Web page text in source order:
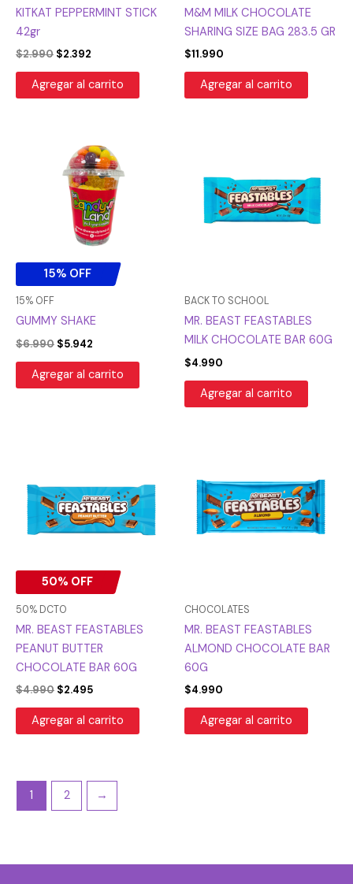
KITKAT PEPPERMINT STICK
42gr
$2.990 $2.392
Agregar al carrito
M&M MILK CHOCOLATE
SHARING SIZE BAG 283.5 GR
$11.990
Agregar al carrito
15% OFF
15% OFF
GUMMY SHAKE
$6.990
precio
original
era:
$6.990.
$5.942
precio
actual
es:
$5.942.
Agregar al carrito
BACK TO SCHOOL
MR. BEAST FEASTABLES
MILK CHOCOLATE BAR 60G
$4.990
Agregar al carrito
50% OFF
50% DCTO
MR. BEAST FEASTABLES
PEANUT BUTTER
CHOCOLATE BAR 60G
$4.990
era:
$4.990.
$2.495
es:
$2.495.
Agregar al carrito
CHOCOLATES
MR. BEAST FEASTABLES
ALMOND CHOCOLATE BAR
60G
$4.990
Agregar al carrito
1 2 →